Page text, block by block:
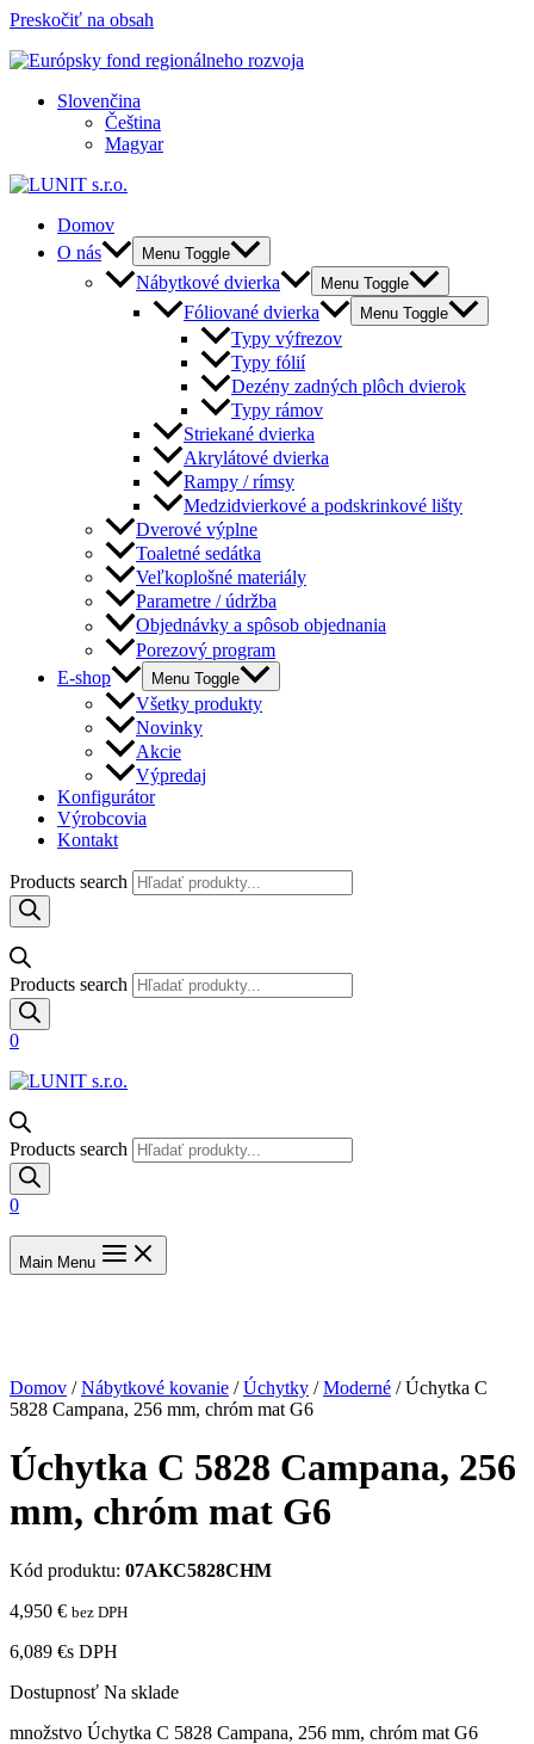
Preskočiť na obsah
Slovenčina
Čeština
Magyar
Domov
O nás
Menu Toggle
Nábytkové dvierka Menu Toggle
Fóliované dvierka Menu Toggle
Typy výfrezov
Typy fólií
Dezény zadných plôch dvierok
Typy rámov
Striekané dvierka
Akrylátové dvierka
Rampy / rímsy
Medzidvierkové a podskrinkové lišty
Dverové výplne
Toaletné sedátka
Veľkoplošné materiály
Parametre / údržba
Objednávky a spôsob objednania
Porezový program
E-shop
Menu Toggle
Všetky produkty
Novinky
Akcie
Výpredaj
Konfigurátor
Výrobcovia
Kontakt
Products search
Products search
0
Products search
0
Main Menu
Domov /Nábytkové kovanie /Úchytky /Moderné / Úchytka C
5828 Campana, 256 mm, chróm mat G6
Úchytka C 5828 Campana, 256
mm, chróm mat G6
Kód produktu: 07AKC5828CHM
4,950 € bez DPH
6,089 €s DPH
Dostupnosť Na sklade
množstvo Úchytka C 5828 Campana, 256 mm, chróm mat G6